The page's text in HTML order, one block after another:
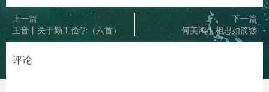
上一篇
王音丨关于勤工俭学（六首）
下一篇
何美鸿丨相思如箭镞
评论